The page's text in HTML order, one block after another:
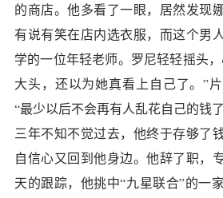
的商店。他多看了一眼，居然发现
有说有笑在店内选衣服，而这个男
学的一位年轻老师。罗尼轻轻摇头
大头，还以为她真看上自己了。”
“最少以后不会再有人乱花自己的钱
三年不知不觉过去，他终于存够了
自信心又回到他身边。他辞了职，
天的跟踪，他挑中“九星联合”的一